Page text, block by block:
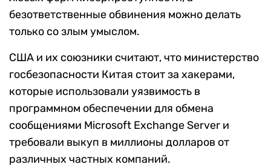
безответственные обвинения можно делать
только со злым умыслом.
США и их союзники считают, что министерство
госбезопасности Китая стоит за хакерами,
которые использовали уязвимость в
программном обеспечении для обмена
сообщениями Microsoft Exchange Server и
требовали выкуп в миллионы долларов от
различных частных компаний.